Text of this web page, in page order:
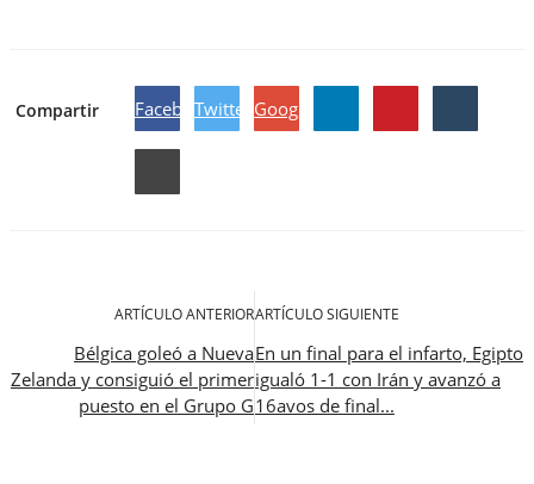
Compartir FacebookTwitter Google
ARTÍCULO ANTERIOR
Bélgica goleó a Nueva
Zelanda y consiguió el primer
puesto en el Grupo G
ARTÍCULO SIGUIENTE
En un final para el infarto, Egipto
igualó 1-1 con Irán y avanzó a
16avos de final...